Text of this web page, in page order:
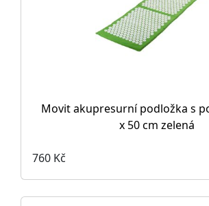
Movit akupresurní podložka s
x 50 cm zelená
760 Kč